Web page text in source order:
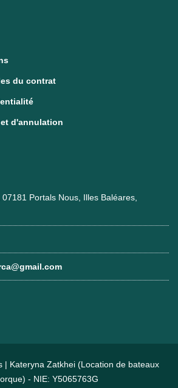
du contrat
d'annulation
Portals Nous, Illes Baléares,
| Kateryna Zatkhei (Location de bateaux
- NIE: Y5065763G